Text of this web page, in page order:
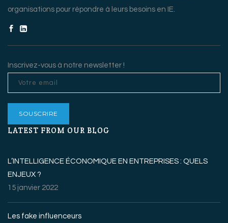
organisations pour répondre à leurs besoins en IE.
Inscrivez-vous à notre newsletter !
LATEST FROM OUR BLOG
L’INTELLIGENCE ÉCONOMIQUE EN ENTREPRISES : QUELS
ENJEUX ?
15 janvier 2022
Les fake influenceurs